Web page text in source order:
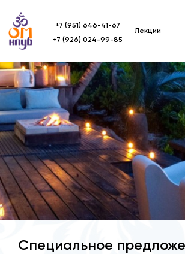
+7 (951) 646-41-67
+7 (926) 024-99-85
Лекции
Специальное